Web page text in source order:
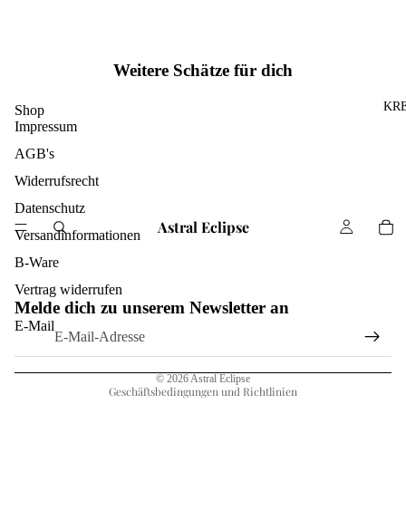
Astral Eclipse
Weitere Schätze für dich
Shop
Impressum
AGB's
Widerrufsrecht
Datenschutz
Versandinformationen
B-Ware
Vertrag widerrufen
Melde dich zu unserem Newsletter an
E-Mail
© 2026 Astral Eclipse
Geschäftsbedingungen und Richtlinien
Widerrufsrecht
Datenschutzerklärung
AGB
Impressum